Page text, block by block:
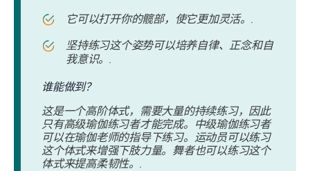
它可以打开你的髋部，使它更加灵活。.
坚持练习这个姿势可以培养自律、正念和自
我意识。.
谁能做到？
这是一个高阶体式，需要大量的持续练习，因此
只有高级瑜伽练习者才能完成。中级瑜伽练习者
可以在瑜伽老师的指导下练习。运动员可以练习
这个体式来增强下肢力量。舞者也可以练习这个
体式来提高柔韧性。.